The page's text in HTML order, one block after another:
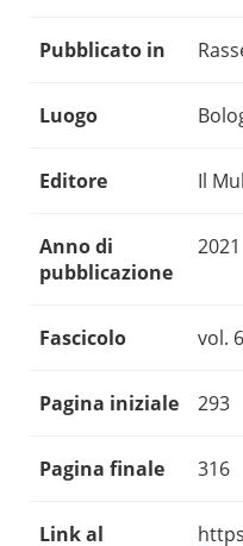
Pubblicato in
Luogo
Editore Il
Anno di
pubblicazione
2021
Fascicolo vol.
Pagina iniziale 293
Pagina finale 316
Link al